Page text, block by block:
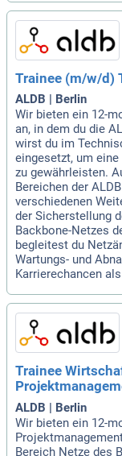
Trainee (m/w/d)
ALDB | Berlin
Wir bieten ein 12-
an, in dem du die
wirst du im
eingesetzt, um
zu gewährleisten.
Bereichen der
verschiedenen
der Sicherstellung
Backbone-Netzes
begleitest du
Wartungs- und
Karrierechancen
Trainee
ALDB | Berlin
Wir bieten ein 12-
Bereich Netze des